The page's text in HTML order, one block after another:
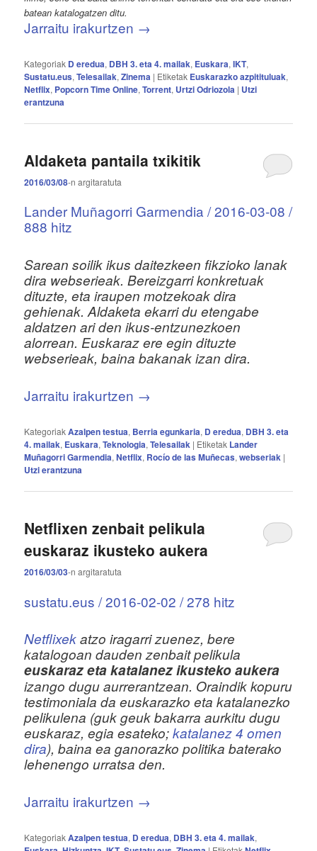
batean katalogatzen ditu.
Jarraitu irakurtzen →
Kategoriak D eredua, DBH 3. eta 4. mailak, Euskara,IKT,
Sustatu.eus,Telesailak,Zinema | Etiketak Euskarazko azpitituluak,
Netflix, Popcorn Time Online,Torrent, Urtzi Odriozola | Utzi
erantzuna
Aldaketa pantaila txikitik
2016/03/08-nargitaratuta
Lander Muñagorri Garmendia / 2016-03-08 /
888 hitz
Sarean soilik ikus daitezkeen fikzioko lanak
dira webserieak. Bereizgarri konkretuak
dituzte, eta iraupen motzekoak dira
gehienak. Aldaketa ekarri du etengabe
aldatzen ari den ikus-entzunezkoen
alorrean. Euskaraz ere egin dituzte
webserieak, baina bakanak izan dira.
Jarraitu irakurtzen →
KategoriakAzalpen testua, Berria egunkaria, D eredua, DBH 3. eta
4. mailak, Euskara,Teknologia,Telesailak | Etiketak Lander
Muñagorri Garmendia,Netflix, Rocío de las Muñecas,webseriak |
Utzi erantzuna
Netflixen zenbait pelikula
euskaraz ikusteko aukera
2016/03/03-nargitaratuta
sustatu.eus / 2016-02-02 / 278 hitz
Netflixekatzo iragarri zuenez, bere
katalogoan dauden zenbait pelikula
euskaraz eta katalanez ikusteko aukera
izango dugu aurrerantzean. Oraindik kopuru
testimoniala da euskarazko eta katalanezko
pelikulena (guk geuk bakarra aurkitu dugu
euskaraz, egia esateko;katalanez 4 omen
dira), baina ea ganorazko politika baterako
lehenengo urratsa den.
Jarraitu irakurtzen →
KategoriakAzalpen testua, D eredua, DBH 3. eta 4. mailak,